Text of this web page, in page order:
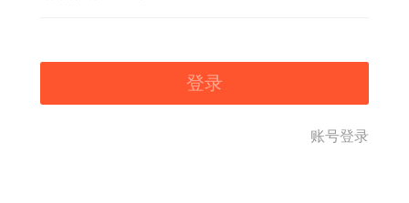
登录
账号登录